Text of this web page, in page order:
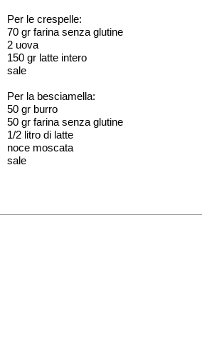
Per le crespelle:
70 gr farina senza glutine
2 uova
150 gr latte intero
sale
Per la besciamella:
50 gr burro
50 gr farina senza glutine
1/2 litro di latte
noce moscata
sale